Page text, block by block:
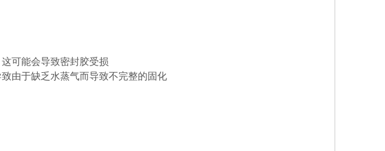
可能会导致密封胶受损
由于缺乏水蒸气而导致不完整的固化